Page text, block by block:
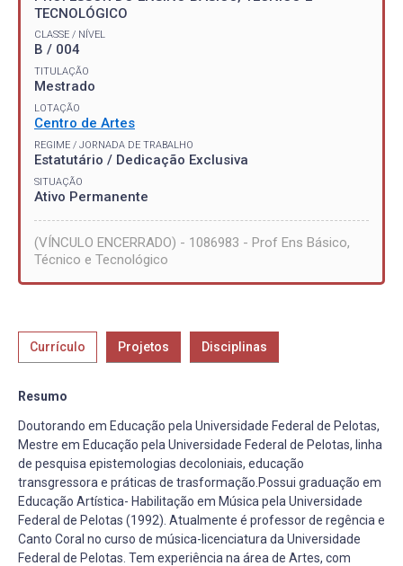
TECNOLÓGICO
CLASSE / NÍVEL
B / 004
TITULAÇÃO
Mestrado
LOTAÇÃO
Centro de Artes
REGIME / JORNADA DE TRABALHO
Estatutário / Dedicação Exclusiva
SITUAÇÃO
Ativo Permanente
(VÍNCULO ENCERRADO) - 1086983 - Prof Ens Básico,
Técnico e Tecnológico
Currículo Projetos Disciplinas
Resumo
Doutorando em Educação pela Universidade Federal de Pelotas,
Mestre em Educação pela Universidade Federal de Pelotas, linha
de pesquisa epistemologias decoloniais, educação
transgressora e práticas de trasformação.Possui graduação em
Educação Artística- Habilitação em Música pela Universidade
Federal de Pelotas (1992). Atualmente é professor de regência e
Canto Coral no curso de música-licenciatura da Universidade
Federal de Pelotas. Tem experiência na área de Artes, com